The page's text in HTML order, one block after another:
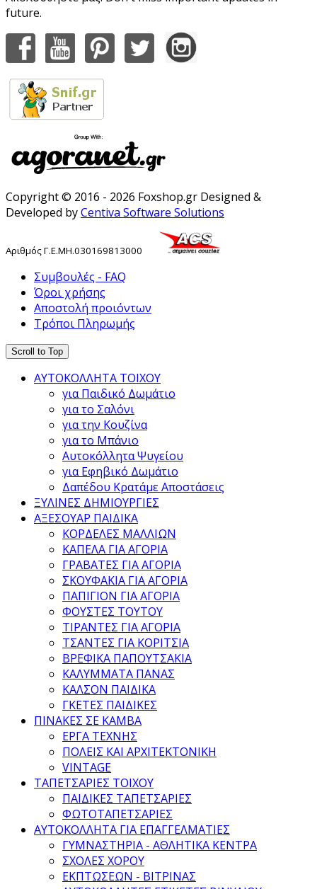
future.
Copyright © 2016 - 2026 Foxshop.gr Designed &
Developed byCentiva Software Solutions
ΑριθμόςΓ.Ε.ΜΗ.030169813000
Συμβουλές - FAQ
Όροι χρήσης
Αποστολή προιόντων
Τρόποι Πληρωμής
Scroll to Top
ΑΥΤΟΚΟΛΛΗΤΑ ΤΟΙΧΟΥ
για Παιδικό Δωμάτιο
για το Σαλόνι
για την Κουζίνα
για το Μπάνιο
Αυτοκόλλητα Ψυγείου
για Εφηβικό Δωμάτιο
Δαπέδου Κρατάμε Αποστάσεις
ΞΥΛΙΝΕΣ ΔΗΜΙΟΥΡΓΙΕΣ
ΑΞΕΣΟΥΑΡ ΠΑΙΔΙΚΑ
ΚΟΡΔΕΛΕΣ ΜΑΛΛΙΩΝ
ΚΑΠΕΛΑ ΓΙΑ ΑΓΟΡΙΑ
ΓΡΑΒΑΤΕΣ ΓΙΑ ΑΓΟΡΙΑ
ΣΚΟΥΦΑΚΙΑ ΓΙΑ ΑΓΟΡΙΑ
ΠΑΠΙΓΙΟΝ ΓΙΑ ΑΓΟΡΙΑ
ΦΟΥΣΤΕΣ ΤΟΥΤΟΥ
ΤΙΡΑΝΤΕΣ ΓΙΑ ΑΓΟΡΙΑ
ΤΣΑΝΤΕΣ ΓΙΑ ΚΟΡΙΤΣΙΑ
ΒΡΕΦΙΚΑ ΠΑΠΟΥΤΣΑΚΙΑ
ΚΑΛΥΜΜΑΤΑ ΠΑΝΑΣ
ΚΑΛΣΟΝ ΠΑΙΔΙΚΑ
ΓΚΕΤΕΣ ΠΑΙΔΙΚΕΣ
ΠΙΝΑΚΕΣ ΣΕ ΚΑΜΒΑ
ΕΡΓΑ ΤΕΧΝΗΣ
ΠΟΛΕΙΣ ΚΑΙ ΑΡΧΙΤΕΚΤΟΝΙΚΗ
VINTAGE
ΤΑΠΕΤΣΑΡΙΕΣ ΤΟΙΧΟΥ
ΠΑΙΔΙΚΕΣ ΤΑΠΕΤΣΑΡΙΕΣ
ΦΩΤΟΤΑΠΕΤΣΑΡΙΕΣ
ΑΥΤΟΚΟΛΛΗΤΑ ΓΙΑ ΕΠΑΓΓΕΛΜΑΤΙΕΣ
ΓΥΜΝΑΣΤΗΡΙΑ - ΑΘΛΗΤΙΚΑ ΚΕΝΤΡΑ
ΣΧΟΛΕΣ ΧΟΡΟΥ
ΕΚΠΤΩΣΕΩΝ - ΒΙΤΡΙΝΑΣ